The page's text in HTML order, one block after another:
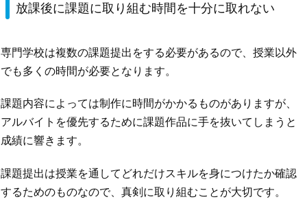
放課後に課題に取り組む時間を十分に取れない
専門学校は複数の課題提出をする必要があるので、授業以外
でも多くの時間が必要となります。
課題内容によっては制作に時間がかかるものがありますが、
アルバイトを優先するために課題作品に手を抜いてしまうと
成績に響きます。
課題提出は授業を通してどれだけスキルを身につけたか確認
するためのものなので、真剣に取り組むことが大切です。